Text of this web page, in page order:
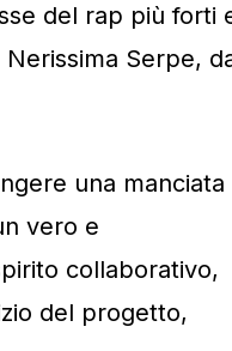
del rap più forti
Serpe,
una manciata
vero e
collaborativo,
del progetto,